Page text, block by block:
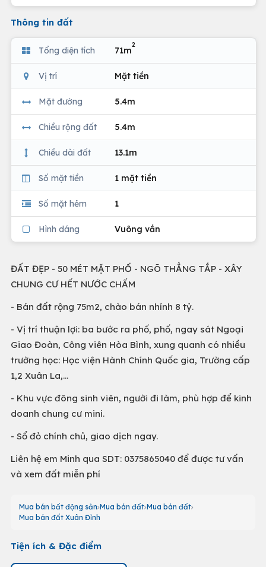
Thông tin đất
Tổng diện tích 71m
2
Vị trí Mặt tiền
Mặt đường 5.4m
Chiều rộng đất 5.4m
Chiều dài đất 13.1m
Số mặt tiền 1 mặt tiền
Số mặt hẻm 1
Hình dáng Vuông vắn
ĐẤT ĐẸP - 50 MÉT MẶT PHỐ - NGÕ THẲNG TẮP - XÂY
CHUNG CƯ HẾT NƯỚC CHẤM
- Bán đất rộng 75m2, chào bán nhỉnh 8 tỷ.
- Vị trí thuận lợi: ba bước ra phố, phố, ngay sát Ngoại
Giao Đoàn, Công viên Hòa Bình, xung quanh có nhiều
trường học: Học viện Hành Chính Quốc gia, Trường cấp
1,2 Xuân La,...
- Khu vực đông sinh viên, người đi làm, phù hợp để kinh
doanh chung cư mini.
- Sổ đỏ chính chủ, giao dịch ngay.
Liên hệ em Minh qua SDT: 0375865040 để được tư vấn
và xem đất miễn phí
Mua bán bất động sản Mua bán đất Mua bán đất
Mua bán đất Xuân Đỉnh
Tiện ích & Đặc điểm